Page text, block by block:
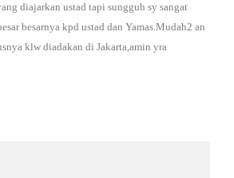
diajarkan ustad tapi sungguh sy sangat
besarnya kpd ustad dan Yamas.Mudah2 an
klw diadakan di Jakarta,amin yra